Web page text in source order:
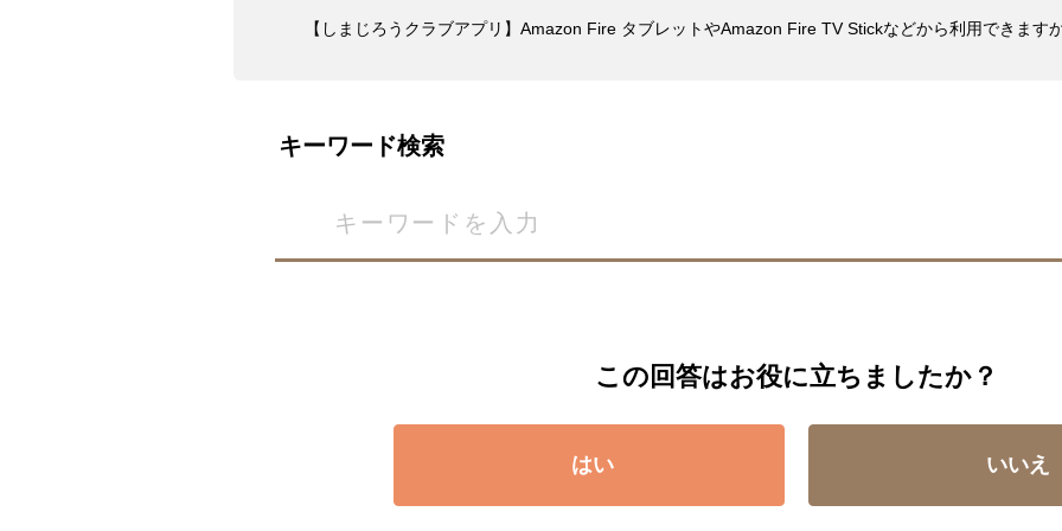
【しまじろうクラブアプリ】Amazon Fire タブレットやAmazon Fire TV Stickなどから利用できます
キーワード検索
この回答はお役に立ちましたか？
はい いいえ